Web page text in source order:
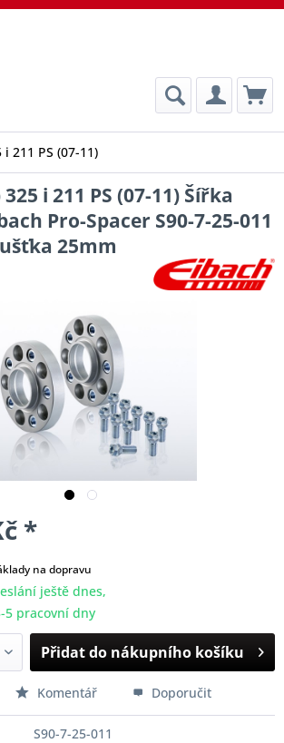
i 211 PS (07-11)
325 i 211 PS (07-11) Šířka
Pro-Spacer S90-7-25-011
25mm
*
na dopravu
ještě dnes,
5 pracovní dny
Přidat do nákupního košíku
Komentář Doporučit
S90-7-25-011